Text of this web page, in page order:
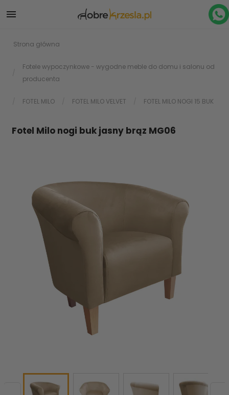

Strona główna
Fotele wypoczynkowe - wygodne meble do domu i salonu od
producenta
FOTEL MILO FOTEL MILO VELVET FOTEL MILO NOGI 15 BUK
Fotel Milo nogi buk jasny brąz MG06